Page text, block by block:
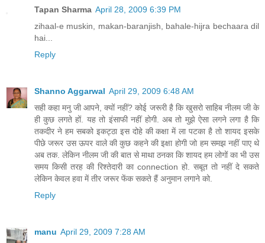
Tapan Sharma April 28, 2009 6:39 PM
zihaal-e muskin, makan-baranjish, bahale-hijra bechaara dil
hai...
Reply
Shanno Aggarwal April 29, 2009 6:48 AM
सही कहा मनु जी आपने, क्यों नहीं? कोई जरूरी है कि खुसरो साहिब नीलम जी के
ही कुछ लगते हों. यह तो इंसाफी नहीं होगी. अब तो मुझे ऐसा लगने लगा है कि
तकदीर ने हम सबको इकट्ठा इस दोहे की कक्षा में ला पटका है तो शायद इसके
पीछे जरूर उस ऊपर वाले की कुछ कहने की इक्षा होगी जो हम समझ नहीं पाए थे
अब तक. लेकिन नीलम जी की बात से माथा ठनका कि शायद हम लोगों का भी उस
समय किसी तरह की रिश्तेदारी का connection हो. सबूत तो नहीं दे सकते
लेकिन केवल हवा में तीर जरूर फेंक सकते हैं अनुमान लगाने को.
Reply
manu April 29, 2009 7:28 AM